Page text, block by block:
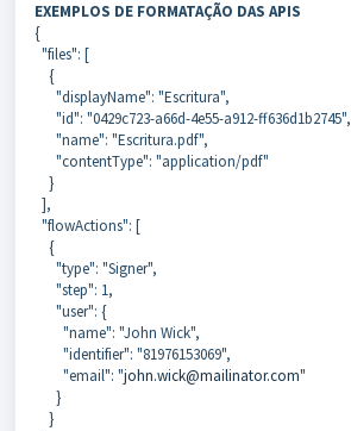
EXEMPLOS DE FORMATAÇÃO DAS APIS
{
"files": [
{
"displayName": "Escritura",
"id": "0429c723-a66d-4e55-a912-ff636d1b2745",
"name": "Escritura.pdf",
"contentType": "application/pdf"
}
],
"flowActions": [
{
"type": "Signer",
"step": 1,
"user": {
"name": "John Wick",
"identifier": "81976153069",
"email": "john.wick@mailinator.com"
}
}